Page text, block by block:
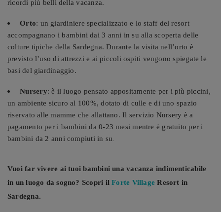
ricordi più belli della vacanza.
Orto: un giardiniere specializzato e lo staff del resort
accompagnano i bambini dai 3 anni in su alla scoperta delle
colture tipiche della Sardegna. Durante la visita nell’orto è
previsto l’uso di attrezzi e ai piccoli ospiti vengono spiegate le
basi del giardinaggio.
Nursery: è il luogo pensato appositamente per i più piccini,
un ambiente sicuro al 100%, dotato di culle e di uno spazio
riservato alle mamme che allattano. Il servizio Nursery è a
pagamento per i bambini da 0-23 mesi mentre è gratuito per i
bambini da 2 anni compiuti in su
Vuoi far vivere ai tuoi bambini una vacanza indimenticabile
in un luogo da sogno? Scopri ilForte Village Resort in
Sardegna.